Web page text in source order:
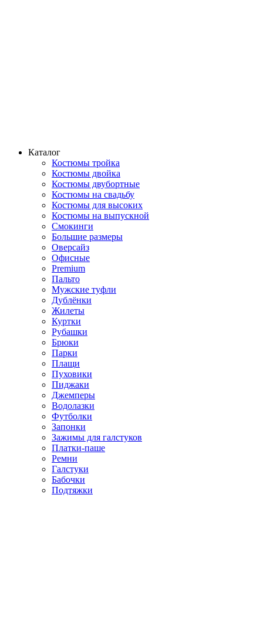
Каталог
Костюмы тройка
Костюмы двойка
Костюмы двубортные
Костюмы на свадьбу
Костюмы для высоких
Костюмы на выпускной
Смокинги
Большие размеры
Оверсайз
Офисные
Premium
Пальто
Мужские туфли
Дублёнки
Жилеты
Куртки
Рубашки
Брюки
Парки
Плащи
Пуховики
Пиджаки
Джемперы
Водолазки
Футболки
Запонки
Зажимы для галстуков
Платки-паше
Ремни
Галстуки
Бабочки
Подтяжки